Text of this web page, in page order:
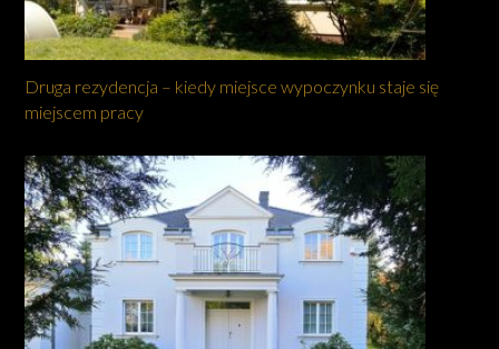
Druga rezydencja – kiedy miejsce wypoczynku staje się
miejscem pracy